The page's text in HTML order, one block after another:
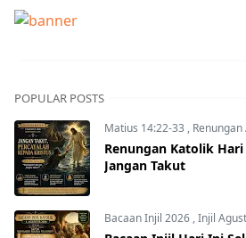
POPULAR POSTS
Matius 14:22-33 ,
Renungan Katolik
Jangan Takut
Bacaan Injil 2026 ,Injil